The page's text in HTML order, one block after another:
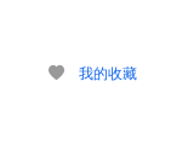
我的收藏